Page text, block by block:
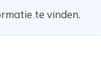
te vinden.